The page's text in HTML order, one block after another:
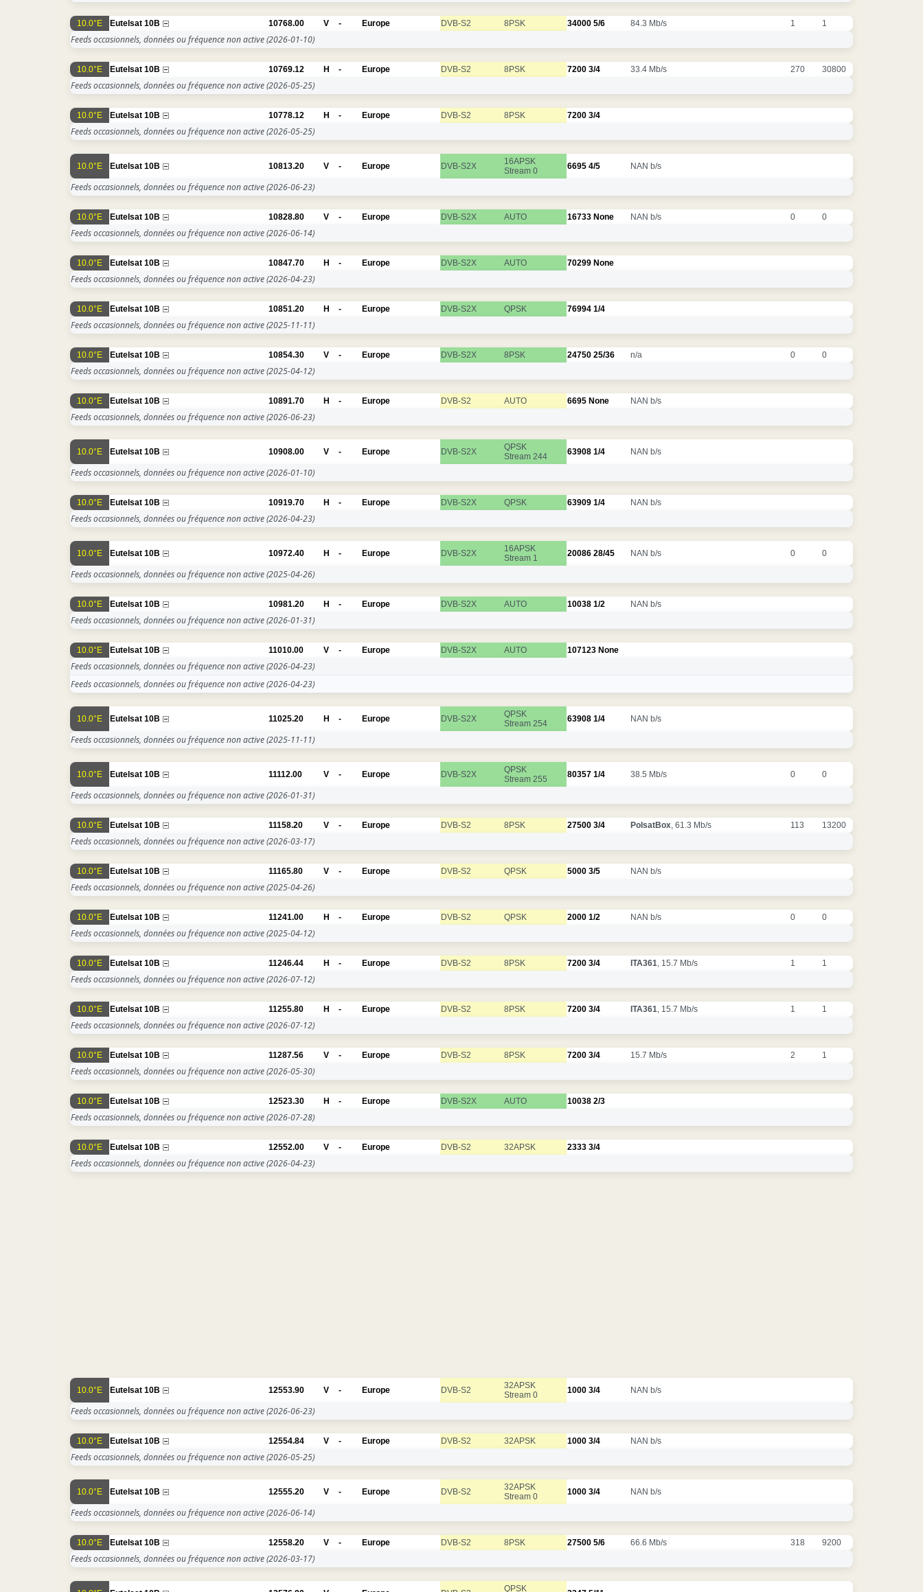
10.0°E Eutelsat 10B 10768.00 V - Europe DVB-S2 8PSK 34000 5/6 84.3 Mb/s 1 1
Feeds occasionnels, données ou fréquence non active(2026-01-10)
10.0°E Eutelsat 10B 10769.12 H - Europe DVB-S2 8PSK 7200 3/4 33.4 Mb/s 270 30800
Feeds occasionnels, données ou fréquence non active(2026-05-25)
10.0°E Eutelsat 10B 10778.12 H - Europe DVB-S2 8PSK 7200 3/4
Feeds occasionnels, données ou fréquence non active(2026-05-25)
10.0°E Eutelsat 10B 10813.20 V - Europe DVB-S2X
16APSK
Stream 0
6695 4/5 NAN b/s
Feeds occasionnels, données ou fréquence non active(2026-06-23)
10.0°E Eutelsat 10B 10828.80 V - Europe DVB-S2X AUTO 16733 None NAN b/s 0 0
Feeds occasionnels, données ou fréquence non active(2026-06-14)
10.0°E Eutelsat 10B 10847.70 H - Europe DVB-S2X AUTO 70299 None
Feeds occasionnels, données ou fréquence non active(2026-04-23)
10.0°E Eutelsat 10B 10851.20 H - Europe DVB-S2X QPSK 76994 1/4
Feeds occasionnels, données ou fréquence non active(2025-11-11)
10.0°E Eutelsat 10B 10854.30 V - Europe DVB-S2X 8PSK 24750 25/36 n/a 0 0
Feeds occasionnels, données ou fréquence non active(2025-04-12)
10.0°E Eutelsat 10B 10891.70 H - Europe DVB-S2 AUTO 6695 None NAN b/s
Feeds occasionnels, données ou fréquence non active(2026-06-23)
10.0°E Eutelsat 10B 10908.00 V - Europe DVB-S2X
QPSK
Stream 244
63908 1/4 NAN b/s
Feeds occasionnels, données ou fréquence non active(2026-01-10)
10.0°E Eutelsat 10B 10919.70 H - Europe DVB-S2X QPSK 63909 1/4 NAN b/s
Feeds occasionnels, données ou fréquence non active(2026-04-23)
10.0°E Eutelsat 10B 10972.40 H - Europe DVB-S2X
16APSK
Stream 1
20086 28/45 NAN b/s 0 0
Feeds occasionnels, données ou fréquence non active(2025-04-26)
10.0°E Eutelsat 10B 10981.20 H - Europe DVB-S2X AUTO 10038 1/2 NAN b/s
Feeds occasionnels, données ou fréquence non active(2026-01-31)
10.0°E Eutelsat 10B 11010.00 V - Europe DVB-S2X AUTO 107123 None
Feeds occasionnels, données ou fréquence non active(2026-04-23)
Feeds occasionnels, données ou fréquence non active(2026-04-23)
10.0°E Eutelsat 10B 11025.20 H - Europe DVB-S2X
QPSK
Stream 254
63908 1/4 NAN b/s
Feeds occasionnels, données ou fréquence non active(2025-11-11)
10.0°E Eutelsat 10B 11112.00 V - Europe DVB-S2X
QPSK
Stream 255
80357 1/4 38.5 Mb/s 0 0
Feeds occasionnels, données ou fréquence non active(2026-01-31)
10.0°E Eutelsat 10B 11158.20 V - Europe DVB-S2 8PSK 27500 3/4 PolsatBox , 61.3 Mb/s 113 13200
Feeds occasionnels, données ou fréquence non active(2026-03-17)
10.0°E Eutelsat 10B 11165.80 V - Europe DVB-S2 QPSK 5000 3/5 NAN b/s
Feeds occasionnels, données ou fréquence non active(2025-04-26)
10.0°E Eutelsat 10B 11241.00 H - Europe DVB-S2 QPSK 2000 1/2 NAN b/s 0 0
Feeds occasionnels, données ou fréquence non active(2025-04-12)
10.0°E Eutelsat 10B 11246.44 H - Europe DVB-S2 8PSK 7200 3/4 ITA361 , 15.7 Mb/s 1 1
Feeds occasionnels, données ou fréquence non active(2026-07-12)
10.0°E Eutelsat 10B 11255.80 H - Europe DVB-S2 8PSK 7200 3/4 ITA361 , 15.7 Mb/s 1 1
Feeds occasionnels, données ou fréquence non active(2026-07-12)
10.0°E Eutelsat 10B 11287.56 V - Europe DVB-S2 8PSK 7200 3/4 15.7 Mb/s 2 1
Feeds occasionnels, données ou fréquence non active(2026-05-30)
10.0°E Eutelsat 10B 12523.30 H - Europe DVB-S2X AUTO 10038 2/3
Feeds occasionnels, données ou fréquence non active(2026-07-28)
10.0°E Eutelsat 10B 12552.00 V - Europe DVB-S2 32APSK 2333 3/4
Feeds occasionnels, données ou fréquence non active(2026-04-23)
10.0°E Eutelsat 10B 12553.90 V - Europe DVB-S2
32APSK
Stream 0
1000 3/4 NAN b/s
Feeds occasionnels, données ou fréquence non active(2026-06-23)
10.0°E Eutelsat 10B 12554.84 V - Europe DVB-S2 32APSK 1000 3/4 NAN b/s
Feeds occasionnels, données ou fréquence non active(2026-05-25)
10.0°E Eutelsat 10B 12555.20 V - Europe DVB-S2
32APSK
Stream 0
1000 3/4 NAN b/s
Feeds occasionnels, données ou fréquence non active(2026-06-14)
10.0°E Eutelsat 10B 12558.20 V - Europe DVB-S2 8PSK 27500 5/6 66.6 Mb/s 318 9200
Feeds occasionnels, données ou fréquence non active(2026-03-17)
QPSK